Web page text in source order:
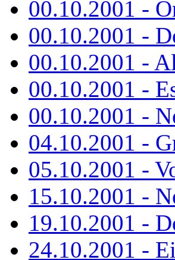
00.10.2001 -
00.10.2001 -
00.10.2001 -
00.10.2001 -
00.10.2001 -
04.10.2001 -
05.10.2001 -
15.10.2001 -
19.10.2001 -
24.10.2001 -